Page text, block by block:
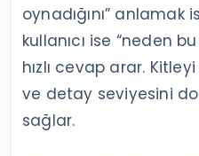
oynadığını” anlamak
kullanıcı ise “neden
hızlı cevap arar.
ve detay seviyesini
sağlar.